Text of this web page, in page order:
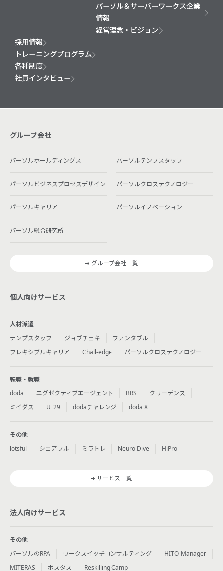
パーソル＆サーバーワークス企業
情報
経営理念・ビジョン
採用情報
トレーニングプログラム
各種制度
社員インタビュー
グループ会社
パーソルホールディングス パーソルテンプスタッフ
パーソルビジネスプロセスデザイン パーソルクロステクノロジー
パーソルキャリア パーソルイノベーション
パーソル総合研究所
グループ会社一覧
個人向けサービス
人材派遣
テンプスタッフ
ジョブチェキ
ファンタブル
フレキシブルキャリア
Chall-edge パーソルクロステクノロジー
転職・就職
doda
エグゼクティブエージェント BRS
クリーデンス
ミイダス
U_29 dodaチャレンジ doda X
その他
lotsful
シェアフル ミラトレ Neuro Dive HiPro
サービス一覧
法人向けサービス
その他
パーソルのRPA
ワークスイッチコンサルティング
HITO-Manager
MITERAS
ポスタス Reskilling Camp